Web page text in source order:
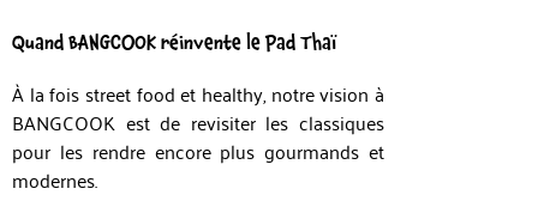
Quand BANGCOOK réinvente le Pad Thaï
À la fois street food et healthy, notre vision à
BANGCOOK est de revisiter les classiques
pour les rendre encore plus gourmands et
modernes.